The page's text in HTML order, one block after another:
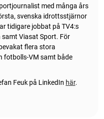
med många års
svenska idrottsstjärnor
tidigare jobbat på TV4:s
samt Viasat Sport. För
flera stora
fotbolls-VM samt både
Feuk på LinkedIn här.